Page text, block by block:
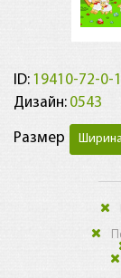
ID: 19410-72-0-1
Дизайн: 0543
Размер